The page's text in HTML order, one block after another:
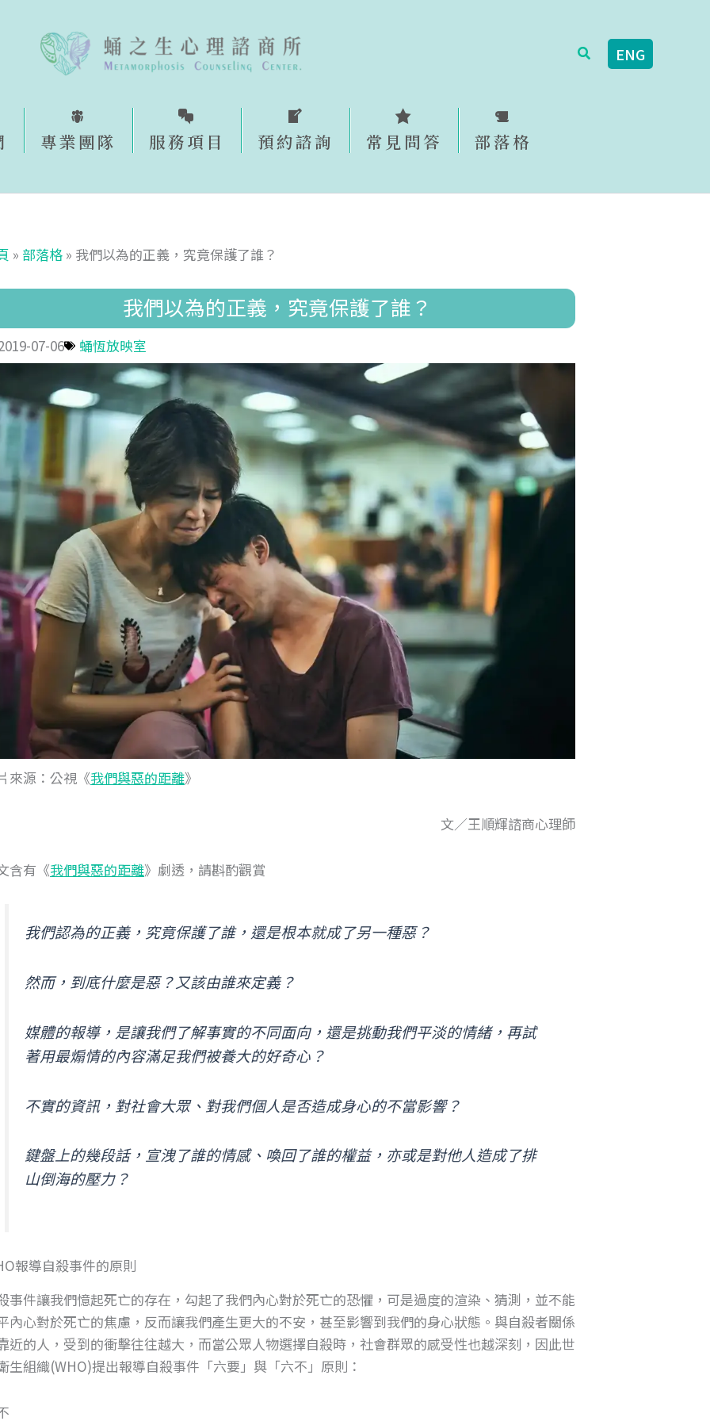
搜
ENG
專業團隊 服務項目 預約諮詢​ 常見問答 部落格
» 部落格 » 我們以為的正義，究竟保護了誰？
我們以為的正義，究竟保護了誰？
07-06 蛹恆放映室
來源：公視《我們與惡的距離》
文／王順輝諮商心理師
含有《我們與惡的距離》劇透，請斟酌觀賞
我們認為的正義，究竟保護了誰，還是根本就成了另一種惡？
然而，到底什麼是惡？又該由誰來定義？
媒體的報導，是讓我們了解事實的不同面向，還是挑動我們平淡的情緒，再試
著用最煽情的內容滿足我們被養大的好奇心？
不實的資訊，對社會大眾、對我們個人是否造成身心的不當影響？
鍵盤上的幾段話，宣洩了誰的情感、喚回了誰的權益，亦或是對他人造成了排
山倒海的壓力？
報導自殺事件的原則
事件讓我們憶起死亡的存在，勾起了我們內心對於死亡的恐懼，可是過度的渲染、猜測，並不能
內心對於死亡的焦慮，反而讓我們產生更大的不安，甚至影響到我們的身心狀態。與自殺者關係
近的人，受到的衝擊往往越大，而當公眾人物選擇自殺時，社會群眾的感受性也越深刻，因此世
生組織(WHO)提出報導自殺事件「六要」與「六不」原則：